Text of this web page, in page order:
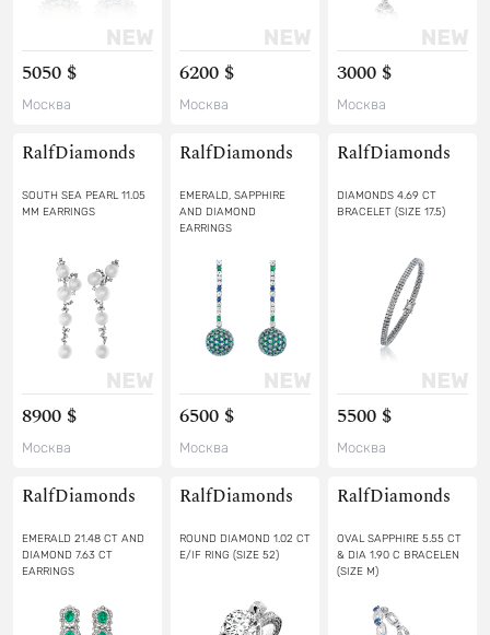
5050 $
Москва
6200 $
Москва
3000 $
Москва
RalfDiamonds
SOUTH SEA PEARL 11.05
MM EARRINGS
8900 $
Москва
RalfDiamonds
EMERALD, SAPPHIRE
AND DIAMOND
EARRINGS
6500 $
Москва
RalfDiamonds
DIAMONDS 4.69 CT
BRACELET (SIZE 17.5)
5500 $
Москва
RalfDiamonds
EMERALD 21.48 CT AND
DIAMOND 7.63 CT
EARRINGS
RalfDiamonds
ROUND DIAMOND 1.02 CT
E/IF RING (SIZE 52)
RalfDiamonds
OVAL SAPPHIRE 5.55 CT
& DIA 1.90 C BRACELEN
(SIZE M)